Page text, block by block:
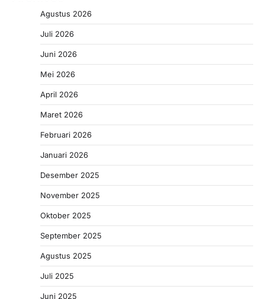
Agustus 2026
Juli 2026
Juni 2026
Mei 2026
April 2026
Maret 2026
Februari 2026
Januari 2026
Desember 2025
November 2025
Oktober 2025
September 2025
Agustus 2025
Juli 2025
Juni 2025